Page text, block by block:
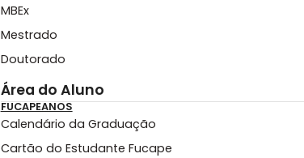
MBEx
Mestrado
Doutorado
Área do Aluno
FUCAPEANOS
Calendário da Graduação
Cartão do Estudante Fucape